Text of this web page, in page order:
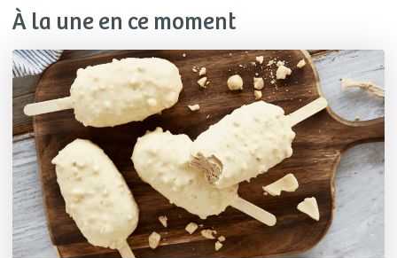
À la une en ce moment